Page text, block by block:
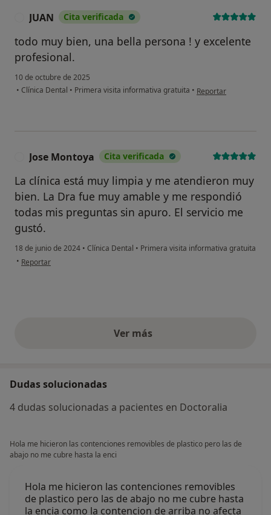
JUAN Cita verificada
todo muy bien, una bella persona ! y excelente
profesional.
10 de octubre de 2025
• Clínica Dental • Primera visita informativa gratuita • en opinión del usuario
Reportar
Jose Montoya Cita verificada
La clínica está muy limpia y me atendieron muy
bien. La Dra fue muy amable y me respondió
todas mis preguntas sin apuro. El servicio me
gustó.
18 de junio de 2024 • Clínica Dental • Primera visita informativa gratuita
• en opinión del usuario Jose Montoya
Reportar
Ver másopiniones anteriores
Dudas solucionadas
4 dudas solucionadas a pacientes en Doctoralia
Hola me hicieron las contenciones removibles de plastico pero las de
abajo no me cubre hasta la enci
Hola me hicieron las contenciones removibles
de plastico pero las de abajo no me cubre hasta
la encia como la contencion de arriba no afecta